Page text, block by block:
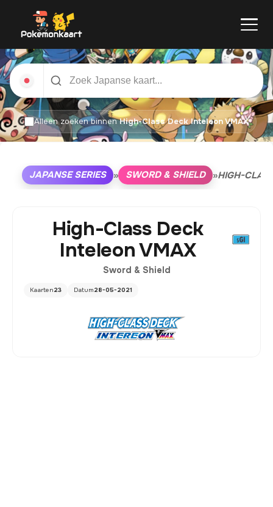
Alleen zoeken binnenHigh-Class Deck Inteleon VMAX
JAPANSE SERIES » SWORD & SHIELD »HIGH-
High-Class Deck
Inteleon VMAX
Sword & Shield
Kaarten23 Datum28-05-2021